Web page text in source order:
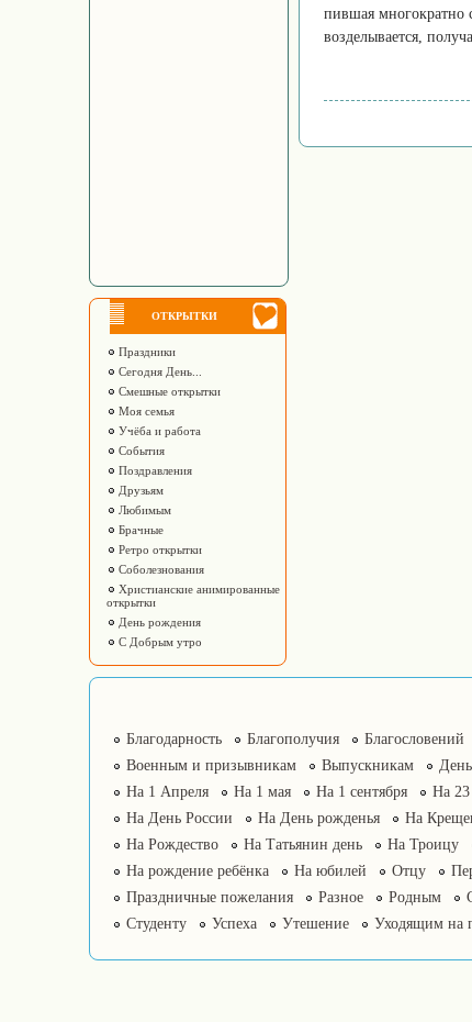
ОТКРЫТКИ
Праздники
Сегодня День...
Смешные открытки
Моя семья
Учёба и работа
События
Поздравления
Друзьям
Любимым
Брачные
Ретро открытки
Соболезнования
Христианские анимированные
открытки
День рождения
С Добрым утро
пившая многократно
возделывается,
Благодарность Благополучия Благословений
Военным и призывникам
Выпускникам
На 1 Апреля
На 1 мая На 1 сентября На 23
На День России
На День рожденья На
На Рождество
На Татьянин день На Троицу
На рождение ребёнка
На юбилей Отцу
Праздничные пожелания
Разное Родным
Студенту
Успеха Утешение Уходящим на